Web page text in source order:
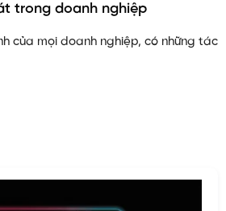
trong doanh nghiệp
của mọi doanh nghiệp, có những tác